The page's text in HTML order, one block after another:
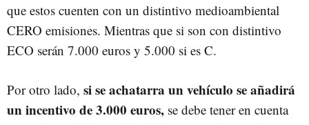
que estos cuenten con un distintivo medioambiental
CERO emisiones. Mientras que si son con distintivo
ECO serán 7.000 euros y 5.000 si es C.
Por otro lado, si se achatarra un vehículo se añadirá
un incentivo de 3.000 euros, se debe tener en cuenta